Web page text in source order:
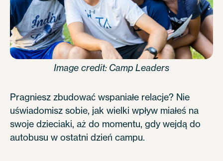
Image credit: Camp Leaders
Pragniesz zbudować wspaniałe relacje? Nie
uświadomisz sobie, jak wielki wpływ miałeś na
swoje dzieciaki, aż do momentu, gdy wejdą do
autobusu w ostatni dzień campu.